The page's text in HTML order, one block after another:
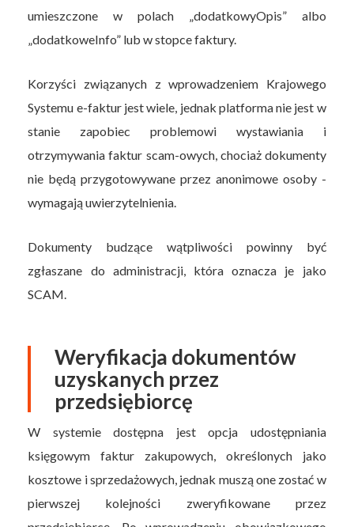
umieszczone w polach „dodatkowyOpis” albo
„dodatkoweInfo” lub w stopce faktury.
Korzyści związanych z wprowadzeniem Krajowego
Systemu e-faktur jest wiele, jednak platforma nie jest w
stanie zapobiec problemowi wystawiania i
otrzymywania faktur scam-owych, chociaż dokumenty
nie będą przygotowywane przez anonimowe osoby -
wymagają uwierzytelnienia.
Dokumenty budzące wątpliwości powinny być
zgłaszane do administracji, która oznacza je jako
SCAM.
Weryfikacja dokumentów
uzyskanych przez
przedsiębiorcę
W systemie dostępna jest opcja udostępniania
księgowym faktur zakupowych, określonych jako
kosztowe i sprzedażowych, jednak muszą one zostać w
pierwszej kolejności zweryfikowane przez